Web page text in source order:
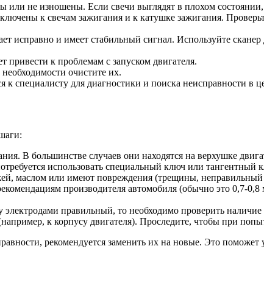
или не изношены. Если свечи выглядят в плохом
к свечам зажигания и к катушке зажигания.
исправно и имеет стабильный сигнал. Используйте
привести к проблемам с запуском двигателя.
очистите их.
специалисту для диагностики и поиска неисправности в
В большинстве случаев они находятся на верхушке
использовать специальный ключ или тангентный
маслом или имеют повреждения (трещины, неправильный
производителя автомобиля (обычно это 0,7-
электродами правильный, то необходимо проверить
к корпусу двигателя). Проследите, чтобы при
рекомендуется заменить их на новые. Это